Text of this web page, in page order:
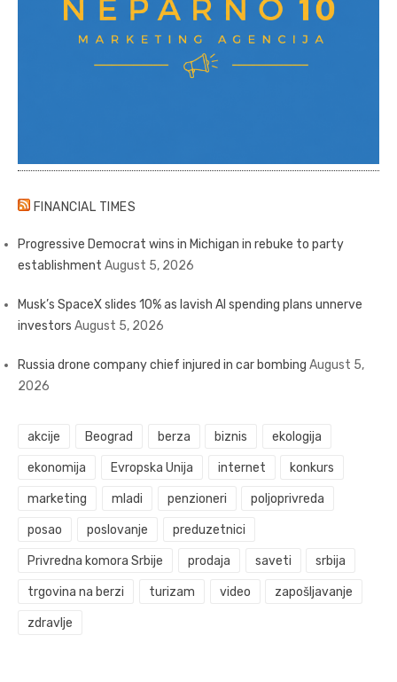
FINANCIAL TIMES
Progressive Democrat wins in Michigan in rebuke to party
establishment August 5, 2026
Musk’s SpaceX slides 10% as lavish AI spending plans unnerve
investors August 5, 2026
Russia drone company chief injured in car bombing August 5,
2026
akcije Beograd berza biznis ekologija
ekonomija Evropska Unija internet konkurs
marketing mladi penzioneri poljoprivreda
posao poslovanje preduzetnici
Privredna komora Srbije prodaja saveti srbija
trgovina na berzi turizam video zapošljavanje
zdravlje